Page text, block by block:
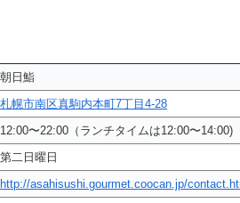
朝日鮨
札幌市南区真駒内本町7丁目4-28
12:00〜22:00（ランチタイムは12:00〜14:00)
第二日曜日
http://asahisushi.gourmet.coocan.jp/